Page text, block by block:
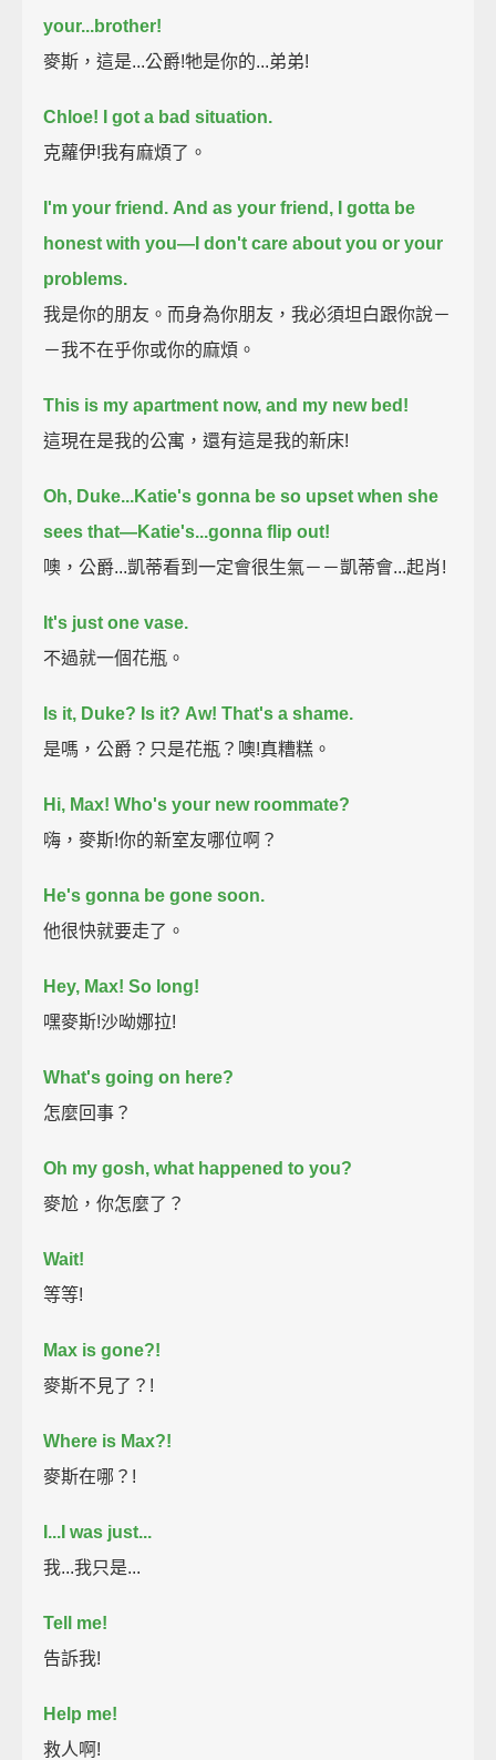
your...brother!
麥斯，這是...公爵!牠是你的...弟弟!
Chloe! I got a bad situation.
克蘿伊!我有麻煩了。
I'm your friend. And as your friend, I gotta be
honest with you—I don't care about you or your
problems.
我是你的朋友。而身為你朋友，我必須坦白跟你說－
－我不在乎你或你的麻煩。
This is my apartment now, and my new bed!
這現在是我的公寓，還有這是我的新床!
Oh, Duke...Katie's gonna be so upset when she
sees that—Katie's...gonna flip out!
噢，公爵...凱蒂看到一定會很生氣－－凱蒂會...起肖!
It's just one vase.
不過就一個花瓶。
Is it, Duke? Is it? Aw! That's a shame.
是嗎，公爵？只是花瓶？噢!真糟糕。
Hi, Max! Who's your new roommate?
嗨，麥斯!你的新室友哪位啊？
He's gonna be gone soon.
他很快就要走了。
Hey, Max! So long!
嘿麥斯!沙呦娜拉!
What's going on here?
怎麼回事？
Oh my gosh, what happened to you?
麥尬，你怎麼了？
Wait!
等等!
Max is gone?!
麥斯不見了？!
Where is Max?!
麥斯在哪？!
I...I was just...
我...我只是...
Tell me!
告訴我!
Help me!
救人啊!